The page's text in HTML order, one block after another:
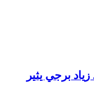
برجي يثير